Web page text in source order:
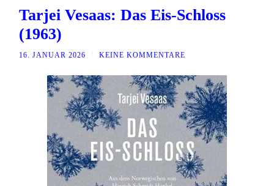
Tarjei Vesaas: Das Eis-Schloss
(1963)
16. JANUAR 2026 KEINE KOMMENTARE